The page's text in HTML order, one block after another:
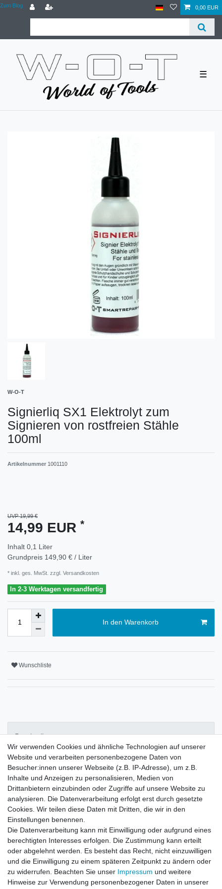
Zum Blog 0,00 EUR
☰
W-O-T
Signierliq SX1 Elektrolyt zum
Signieren von rostfreien Stähle
100ml
Artikelnummer 1001110
UVP 19,99 €
14,99 EUR *
Inhalt 0,1 Liter
Grundpreis 149,90 € / Liter
* inkl. ges. MwSt. zzgl. Versandkosten
In 2-3 Werktagen versandfertig
In den Warenkorb
Wunschliste
Beschreibung
Weitere Details
Signierliq SX1 Elektrolyt zum
Signieren von rostfreien Stähle
100ml
Lieferumfang:
Flasche mit Dosierspitze 100ml
Wir verwenden Cookies und ähnliche Technologien auf unserer
Website und verarbeiten personenbezogene Daten von
Besucher:innen unserer Webseite (z.B. IP-Adresse), um z.B.
Inhalte und Anzeigen zu personalisieren, Medien von
Drittanbietern einzubinden oder Zugriffe auf unsere Website zu
analysieren. Die Datenverarbeitung erfolgt erst durch gesetzte
Cookies. Wir teilen diese Daten mit Dritten, die wir in den
Einstellungen benennen.
Die Datenverarbeitung kann mit Einwilligung oder aufgrund eines
berechtigten Interesses erfolgen. Die Zustimmung kann erteilt
oder abgelehnt werden. Es besteht das Recht, nicht einzuwilligen
und die Einwilligung zu einem späteren Zeitpunkt zu ändern oder
zu widerrufen. Beachten Sie unser Impressum und weitere
Hinweise zur Verwendung personenbezogener Daten in unserer